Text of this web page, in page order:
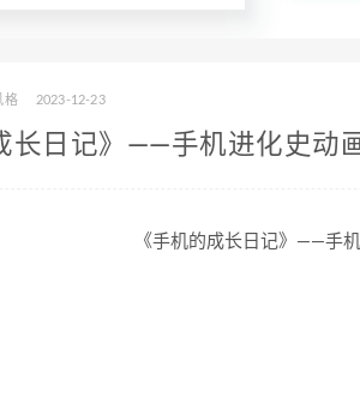
格 2023-12-23
长日记》——手机进化史动